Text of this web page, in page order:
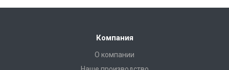
Компания
О компании